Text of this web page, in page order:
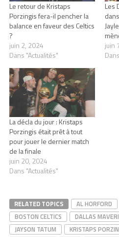
Le retour de Kristaps
Porzingis fera-il pencher la
balance en faveur des Celtics
?
juin 2, 2024
Dans "Actualités"
Les
juin
La décla du jour : Kristaps
Porzingis était prêt à tout
pour jouer le dernier match
de la finale
juin 20, 2024
Dans "Actualités"
RELATED TOPICS AL HORFORD
BOSTON CELTICS
DALLAS
JAYSON TATUM
KRISTAPS